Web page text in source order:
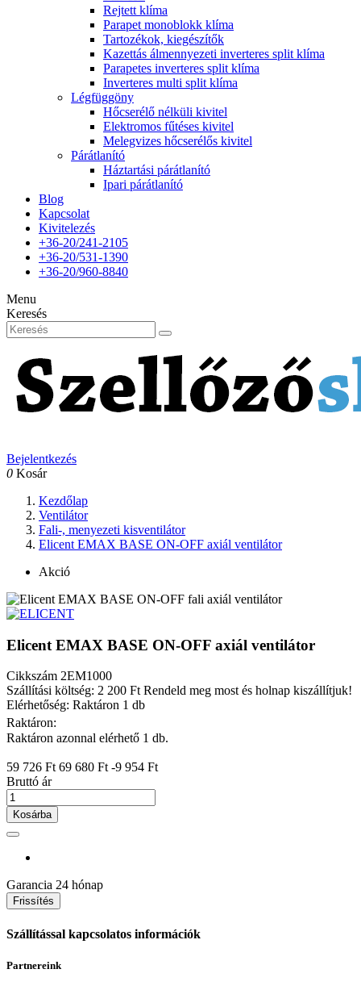
Rejtett klíma
Parapet monoblokk klíma
Tartozékok, kiegészítők
Kazettás álmennyezeti inverteres split klíma
Parapetes inverteres split klíma
Inverteres multi split klíma
Légfüggöny
Hőcserélő nélküli kivitel
Elektromos fűtéses kivitel
Melegvizes hőcserélős kivitel
Párátlanító
Háztartási párátlanító
Ipari párátlanító
Blog
Kapcsolat
Kivitelezés
+36-20/241-2105
+36-20/531-1390
+36-20/960-8840
Menu
Keresés
Bejelentkezés
0 Kosár
Kezdőlap
Ventilátor
Fali-, menyezeti kisventilátor
Elicent EMAX BASE ON-OFF axiál ventilátor
Akció
Elicent EMAX BASE ON-OFF axiál ventilátor
Cikkszám 2EM1000
Szállítási költség: 2 200 FtRendeld meg most és holnap kiszállítjuk!
Elérhetőség: Raktáron 1 db
Raktáron:
Raktáron azonnal elérhető 1 db.
59 726 Ft 69 680 Ft -9 954 Ft
Bruttó ár
Kosárba
Garancia 24 hónap
Szállítással kapcsolatos információk
Partnereink